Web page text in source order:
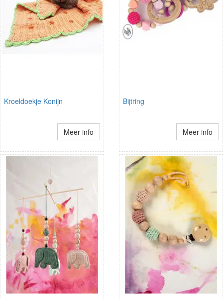
Kroeldoekje Konijn
Meer info
Bijtring
Meer info